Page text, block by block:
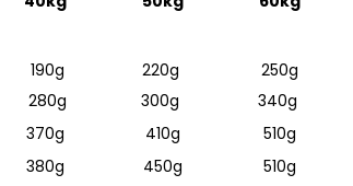
190g 220g 250g
280g 300g 340g
370g 410g 510g
380g 450g 510g